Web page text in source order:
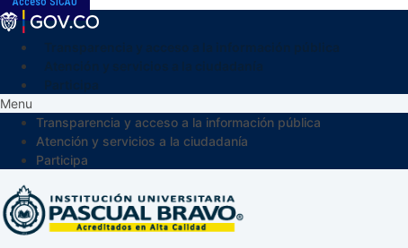
Menu
Transparencia y acceso a la información pública
Atención y servicios a la ciudadanía
Participa